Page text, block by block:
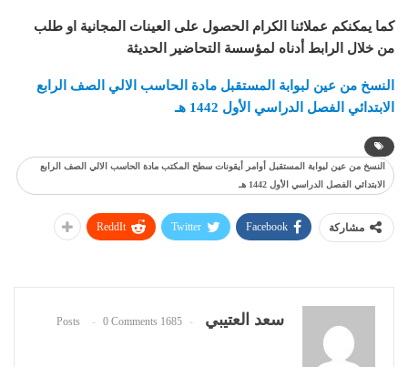
كما يمكنكم عملائنا الكرام الحصول على العينات المجانية او طلب
من خلال الرابط أدناه لمؤسسة التحاضير الحديثة
النسخ من عين لبوابة المستقبل مادة الحاسب الالي الصف الرابع
الابتدائي الفصل الدراسي الأول 1442 هـ
النسخ من عين لبوابة المستقبل أوامر أيقونات سطح المكتب مادة الحاسب الالي الصف الرابع
الابتدائي الفصل الدراسي الأول 1442 هـ
مشاركة Facebook
Twitter
ReddIt
سعد العتيبي 1685 Posts
0 Comments